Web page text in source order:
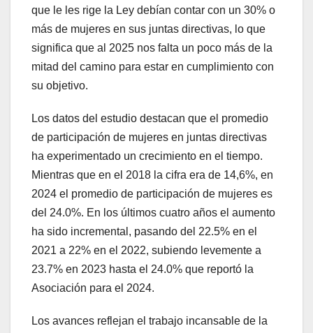
que le les rige la Ley debían contar con un 30% o
más de mujeres en sus juntas directivas, lo que
significa que al 2025 nos falta un poco más de la
mitad del camino para estar en cumplimiento con
su objetivo.
Los datos del estudio destacan que el promedio
de participación de mujeres en juntas directivas
ha experimentado un crecimiento en el tiempo.
Mientras que en el 2018 la cifra era de 14,6%, en
2024 el promedio de participación de mujeres es
del 24.0%. En los últimos cuatro años el aumento
ha sido incremental, pasando del 22.5% en el
2021 a 22% en el 2022, subiendo levemente a
23.7% en 2023 hasta el 24.0% que reportó la
Asociación para el 2024.
Los avances reflejan el trabajo incansable de la